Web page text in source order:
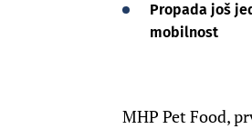
Propada još
mobilnost
MHP Pet Food,